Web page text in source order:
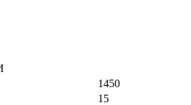
1450
15